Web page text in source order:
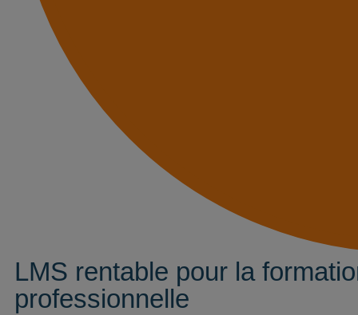
LMS rentable pour la
professionnelle